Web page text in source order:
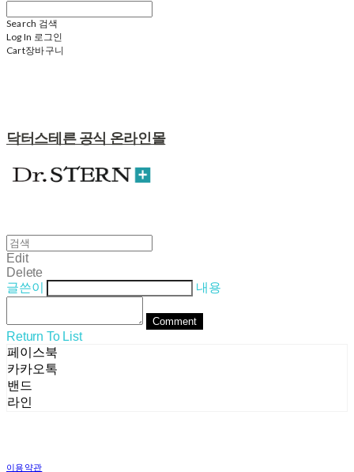
Search 검색
Log In 로그인
Cart장바구니
닥터스테른 공식 온라인몰
Edit
Delete
글쓴이
내용
Comment
Return To List
페이스북
카카오톡
밴드
라인
이용약관